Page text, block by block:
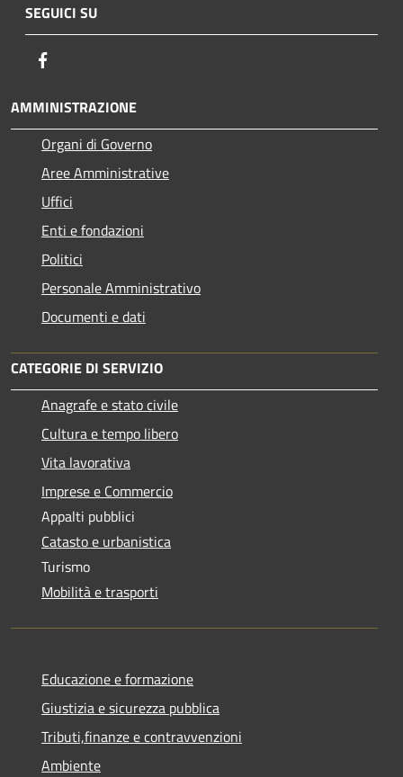
SEGUICI SU
AMMINISTRAZIONE
Organi di Governo
Aree Amministrative
Uffici
Enti e fondazioni
Politici
Personale Amministrativo
Documenti e dati
CATEGORIE DI SERVIZIO
Anagrafe e stato civile
Cultura e tempo libero
Vita lavorativa
Imprese e Commercio
Appalti pubblici
Catasto e urbanistica
Turismo
Mobilità e trasporti
Educazione e formazione
Giustizia e sicurezza pubblica
Tributi,finanze e contravvenzioni
Ambiente